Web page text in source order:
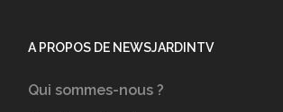
A PROPOS DE NEWSJARDINTV
Qui sommes-nous ?